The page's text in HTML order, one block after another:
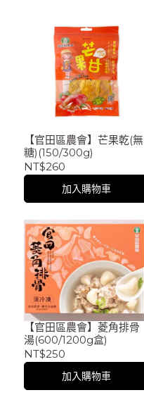
【官田區農會】芒果乾(無
糖)(150/300g)
NT$260
加入購物車
【官田區農會】菱角排骨
湯(600/1200g盒)
NT$250
加入購物車